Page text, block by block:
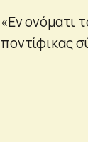
«Εν ονόματι
ποντίφικας